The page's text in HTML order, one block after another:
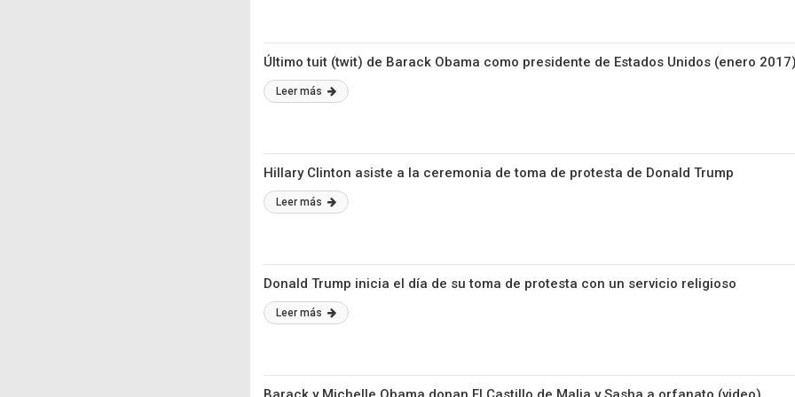
Último tuit (twit) de Barack Obama como presidente de Estados Unidos (enero
Leer más
Hillary Clinton asiste a la ceremonia de toma de protesta de Donald Trump
Leer más
Donald Trump inicia el día de su toma de protesta con un servicio religioso
Leer más